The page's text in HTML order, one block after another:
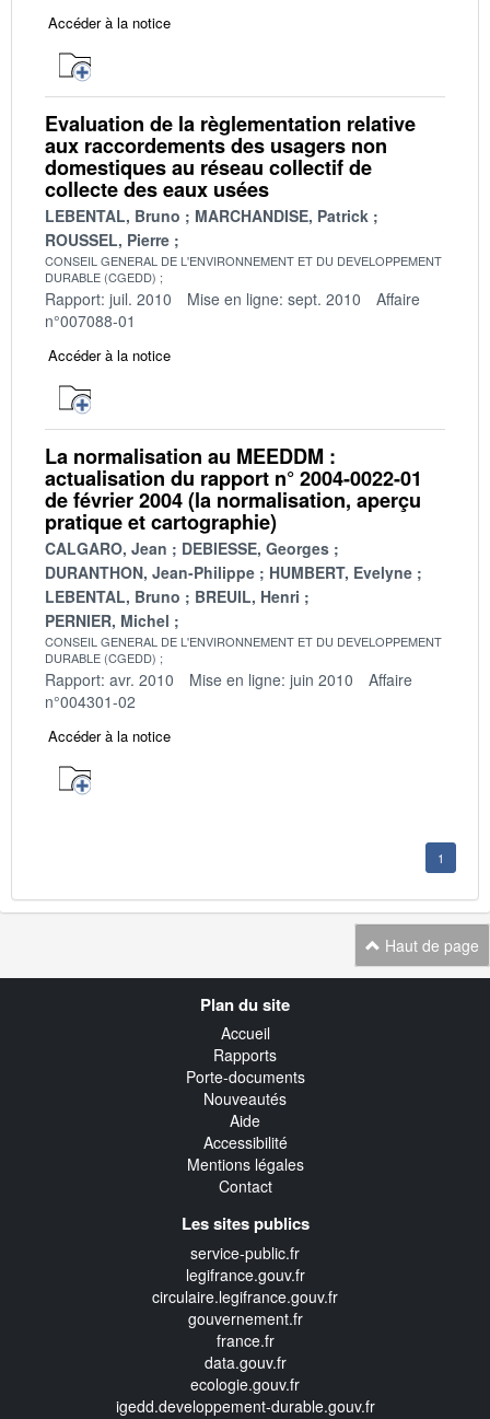
Accéder à la notice
Evaluation de la règlementation relative
aux raccordements des usagers non
domestiques au réseau collectif de
collecte des eaux usées
LEBENTAL, Bruno
MARCHANDISE, Patrick
ROUSSEL, Pierre
CONSEIL GENERAL DE L'ENVIRONNEMENT ET DU DEVELOPPEMENT
DURABLE (CGEDD)
Rapport: juil. 2010 Mise en ligne: sept. 2010
Affaire
n°007088-01
Accéder à la notice
La normalisation au MEEDDM :
actualisation du rapport n° 2004-0022-01
de février 2004 (la normalisation, aperçu
pratique et cartographie)
CALGARO, Jean
DEBIESSE, Georges
DURANTHON, Jean-Philippe
HUMBERT, Evelyne
LEBENTAL, Bruno
BREUIL, Henri
PERNIER, Michel
CONSEIL GENERAL DE L'ENVIRONNEMENT ET DU DEVELOPPEMENT
DURABLE (CGEDD)
Rapport: avr. 2010 Mise en ligne: juin 2010
Affaire
n°004301-02
Accéder à la notice
1
Haut de page
Plan du site
Accueil
Rapports
Porte-documents
Nouveautés
Aide
Accessibilité
Mentions légales
Contact
Les sites publics
service-public.fr
legifrance.gouv.fr
circulaire.legifrance.gouv.fr
gouvernement.fr
france.fr
data.gouv.fr
ecologie.gouv.fr
igedd.developpement-durable.gouv.fr